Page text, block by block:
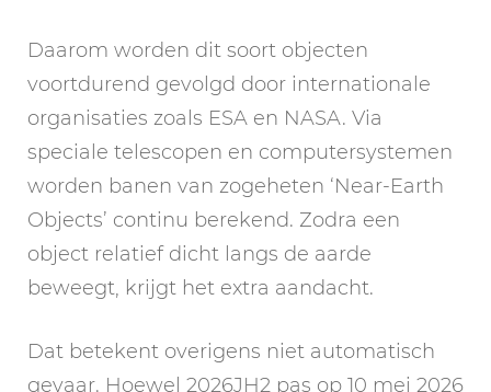
Daarom worden dit soort objecten
voortdurend gevolgd door internationale
organisaties zoals ESA en NASA. Via
speciale telescopen en computersystemen
worden banen van zogeheten ‘Near-Earth
Objects’ continu berekend. Zodra een
object relatief dicht langs de aarde
beweegt, krijgt het extra aandacht.
Dat betekent overigens niet automatisch
gevaar. Hoewel 2026JH2 pas op 10 mei 2026